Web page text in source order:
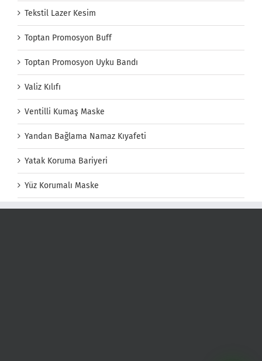
Tekstil Lazer Kesim
Toptan Promosyon Buff
Toptan Promosyon Uyku Bandı
Valiz Kılıfı
Ventilli Kumaş Maske
Yandan Bağlama Namaz Kıyafeti
Yatak Koruma Bariyeri
Yüz Korumalı Maske